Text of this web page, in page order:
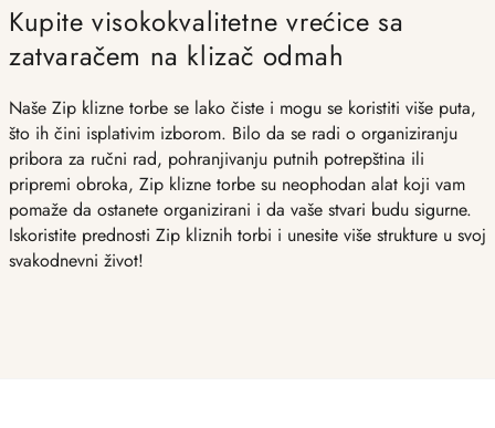
Kupite visokokvalitetne vrećice sa
zatvaračem na klizač odmah
Naše Zip klizne torbe se lako čiste i mogu se koristiti više puta,
što ih čini isplativim izborom. Bilo da se radi o organiziranju
pribora za ručni rad, pohranjivanju putnih potrepština ili
pripremi obroka, Zip klizne torbe su neophodan alat koji vam
pomaže da ostanete organizirani i da vaše stvari budu sigurne.
Iskoristite prednosti Zip kliznih torbi i unesite više strukture u svoj
svakodnevni život!